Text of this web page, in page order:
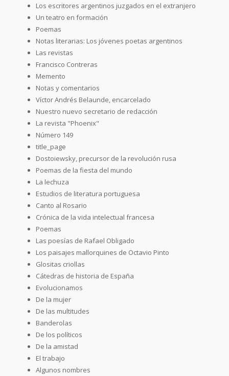
Los escritores argentinos juzgados en el extranjero
Un teatro en formación
Poemas
Notas literarias: Los jóvenes poetas argentinos
Las revistas
Francisco Contreras
Memento
Notas y comentarios
Víctor Andrés Belaunde, encarcelado
Nuestro nuevo secretario de redacción
La revista "Phoenix"
Número 149
title_page
Dostoiewsky, precursor de la revolución rusa
Poemas de la fiesta del mundo
La lechuza
Estudios de literatura portuguesa
Canto al Rosario
Crónica de la vida intelectual francesa
Poemas
Las poesías de Rafael Obligado
Los paisajes mallorquines de Octavio Pinto
Glositas criollas
Cátedras de historia de España
Evolucionamos
De la mujer
De las multitudes
Banderolas
De los políticos
De la amistad
El trabajo
Algunos nombres